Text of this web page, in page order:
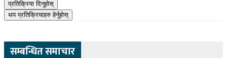
प्रतिक्रिया दिनुहोस्
थप प्रतिक्रियाहरु हेर्नुहोस्
सम्बन्धित समाचार